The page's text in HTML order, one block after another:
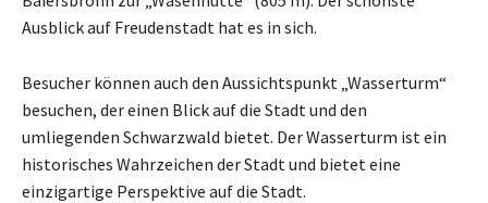
Ausblick auf Freudenstadt hat es in sich.
Besucher können auch den Aussichtspunkt „Wasserturm“
besuchen, der einen Blick auf die Stadt und den
umliegenden Schwarzwald bietet. Der Wasserturm ist ein
historisches Wahrzeichen der Stadt und bietet eine
einzigartige Perspektive auf die Stadt.